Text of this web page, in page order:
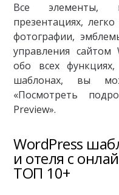
Все элементы,
презентациях,
фотографии,
управления сайтом
обо всех
шаблонах, вы
«Посмотреть
Preview».
WordPress
и отеля c
ТОП 10+